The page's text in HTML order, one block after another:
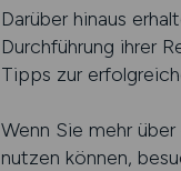
Darüber hinaus
Durchführung ihrer
Tipps zur
Wenn Sie mehr
nutzen können,